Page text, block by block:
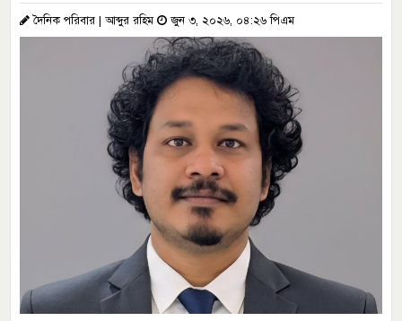
দৈনিক পরিবার | আব্দুর রহিম জুন ৩, ২০২৬, ০৪:২৬ পিএম